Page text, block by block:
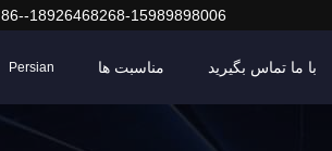
86--18926468268-15989898006
با ما تماس بگیرید مناسبت ها Persian